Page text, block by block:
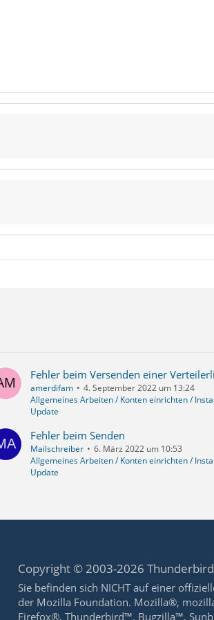
Fehler beim Versenden einer
amerdifam
4. September 2022 um 13:24
Allgemeines Arbeiten / Konten einrichten /
Update
Fehler beim Senden
Mailschreiber
6. März 2022 um 10:53
Allgemeines Arbeiten / Konten einrichten /
Update
Copyright © 2003-2026
Sie befinden sich NICHT auf einer
der Mozilla Foundation. Mozilla®,
Firefox®, Thunderbird™, Bugzilla™,